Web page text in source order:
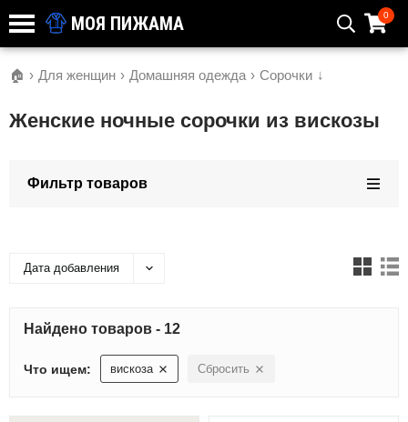
МОЯ ПИЖАМА 0
🏠 › Для женщин › Домашняя одежда › Сорочки ↓
Женские ночные сорочки из вискозы
Фильтр товаров
Дата добавления
Найдено товаров - 12
Что ищем: вискоза Сбросить